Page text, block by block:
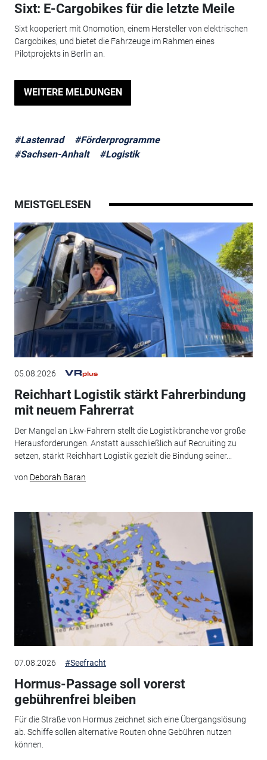
Sixt: E-Cargobikes für die letzte Meile
Sixt kooperiert mit Onomotion, einem Hersteller von elektrischen
Cargobikes, und bietet die Fahrzeuge im Rahmen eines
Pilotprojekts in Berlin an.
WEITERE MELDUNGEN
#Lastenrad
#Förderprogramme
#Sachsen-Anhalt
#Logistik
MEISTGELESEN
05.08.2026
Reichhart Logistik stärkt Fahrerbindung
mit neuem Fahrerrat
Der Mangel an Lkw-Fahrern stellt die Logistikbranche vor große
Herausforderungen. Anstatt ausschließlich auf Recruiting zu
setzen, stärkt Reichhart Logistik gezielt die Bindung seiner...
von Deborah Baran
07.08.2026 #Seefracht
Hormus-Passage soll vorerst
gebührenfrei bleiben
Für die Straße von Hormus zeichnet sich eine Übergangslösung
ab. Schiffe sollen alternative Routen ohne Gebühren nutzen
können.